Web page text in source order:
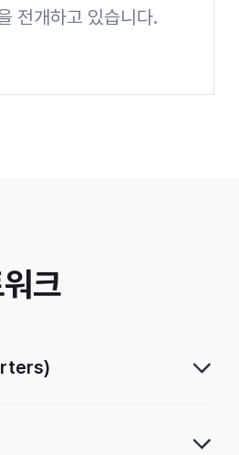
전개하고 있습니다.
크